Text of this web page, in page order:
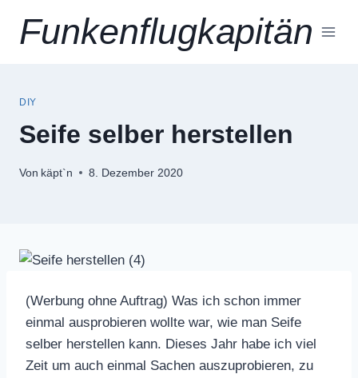
InhaltFunkenflugkapitän
DIY
Seife selber herstellen
Von käpt`n 8. Dezember 2020
(Werbung ohne Auftrag) Was ich schon immer
einmal ausprobieren wollte war, wie man Seife
selber herstellen kann. Dieses Jahr habe ich viel
Zeit um auch einmal Sachen auszuprobieren, zu